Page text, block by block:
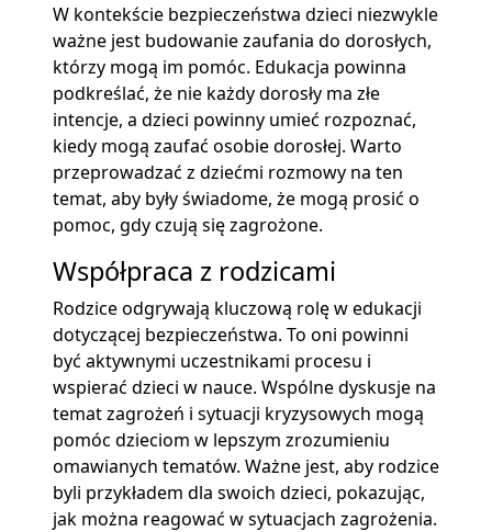
W kontekście bezpieczeństwa dzieci niezwykle
ważne jest budowanie zaufania do dorosłych,
którzy mogą im pomóc. Edukacja powinna
podkreślać, że nie każdy dorosły ma złe
intencje, a dzieci powinny umieć rozpoznać,
kiedy mogą zaufać osobie dorosłej. Warto
przeprowadzać z dziećmi rozmowy na ten
temat, aby były świadome, że mogą prosić o
pomoc, gdy czują się zagrożone.
Współpraca z rodzicami
Rodzice odgrywają kluczową rolę w edukacji
dotyczącej bezpieczeństwa. To oni powinni
być aktywnymi uczestnikami procesu i
wspierać dzieci w nauce. Wspólne dyskusje na
temat zagrożeń i sytuacji kryzysowych mogą
pomóc dzieciom w lepszym zrozumieniu
omawianych tematów. Ważne jest, aby rodzice
byli przykładem dla swoich dzieci, pokazując,
jak można reagować w sytuacjach zagrożenia.